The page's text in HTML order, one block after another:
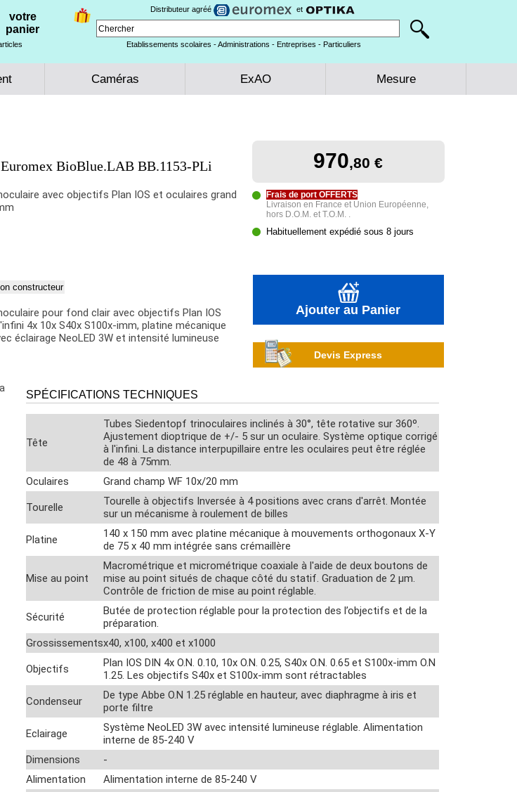
votre
panier
Distributeur agréé et
Etablissements scolaires - Administrations - Entreprises - Particuliers
Caméras ExAO Mesure
BioBlue.LAB BB.1153-PLi
avec objectifs Plan IOS et oculaires grand
constructeur
pour fond clair avec objectifs Plan IOS
4x 10x S40x S100x-imm, platine mécanique
éclairage NeoLED 3W et intensité lumineuse
970,80 €
Frais de port OFFERTS
Livraison en France et Union Européenne,
hors D.O.M. et T.O.M. .
Habituellement expédié sous 8 jours
Ajouter au Panier
Devis Express
SPÉCIFICATIONS TECHNIQUES
Tête
Tubes Siedentopf trinoculaires inclinés à 30°, tête rotative sur 360º.
Ajustement dioptrique de +/- 5 sur un oculaire. Système optique corrigé
à l'infini. La distance interpupillaire entre les oculaires peut être réglée
de 48 à 75mm.
Oculaires
Grand champ WF 10x/20 mm
Tourelle
Tourelle à objectifs Inversée à 4 positions avec crans d'arrêt. Montée
sur un mécanisme à roulement de billes
Platine
140 x 150 mm avec platine mécanique à mouvements orthogonaux X-Y
de 75 x 40 mm intégrée sans crémaillère
Mise au point
Macrométrique et micrométrique coaxiale à l'aide de deux boutons de
mise au point situés de chaque côté du statif. Graduation de 2 µm.
Contrôle de friction de mise au point réglable.
Sécurité
Butée de protection réglable pour la protection des l’objectifs et de la
préparation.
Grossissementsx40, x100, x400 et x1000
Objectifs
Plan IOS DIN 4x O.N. 0.10, 10x O.N. 0.25, S40x O.N. 0.65 et S100x-imm O.N
1.25. Les objectifs S40x et S100x-imm sont rétractables
Condenseur
De type Abbe O.N 1.25 réglable en hauteur, avec diaphragme à iris et
porte filtre
Eclairage
Système NeoLED 3W avec intensité lumineuse réglable. Alimentation
interne de 85-240 V
Dimensions
-
Alimentation
Alimentation interne de 85-240 V